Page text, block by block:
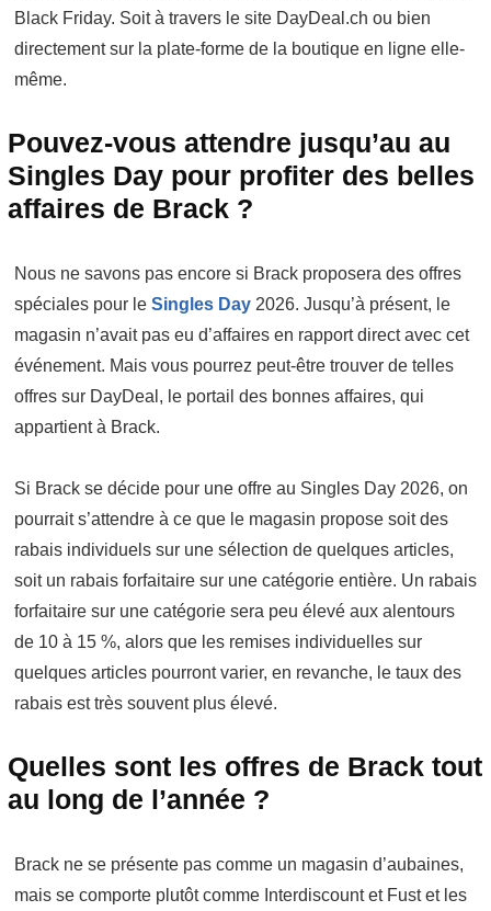
Black Friday. Soit à travers le site DayDeal.ch ou bien
directement sur la plate-forme de la boutique en ligne elle-
même.
Pouvez-vous attendre jusqu’au au
Singles Day pour profiter des belles
affaires de Brack ?
Nous ne savons pas encore si Brack proposera des offres
spéciales pour le Singles Day 2026. Jusqu’à présent, le
magasin n’avait pas eu d’affaires en rapport direct avec cet
événement. Mais vous pourrez peut-être trouver de telles
offres sur DayDeal, le portail des bonnes affaires, qui
appartient à Brack.
Si Brack se décide pour une offre au Singles Day 2026, on
pourrait s’attendre à ce que le magasin propose soit des
rabais individuels sur une sélection de quelques articles,
soit un rabais forfaitaire sur une catégorie entière. Un rabais
forfaitaire sur une catégorie sera peu élevé aux alentours
de 10 à 15 %, alors que les remises individuelles sur
quelques articles pourront varier, en revanche, le taux des
rabais est très souvent plus élevé.
Quelles sont les offres de Brack tout
au long de l’année ?
Brack ne se présente pas comme un magasin d’aubaines,
mais se comporte plutôt comme Interdiscount et Fust et les